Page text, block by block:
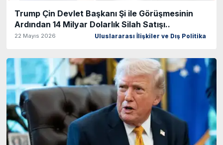
Trump Çin Devlet Başkanı Şi ile Görüşmesinin
Ardından 14 Milyar Dolarlık Silah Satışı..
22 Mayıs 2026 Uluslararası İlişkiler ve Dış Politika